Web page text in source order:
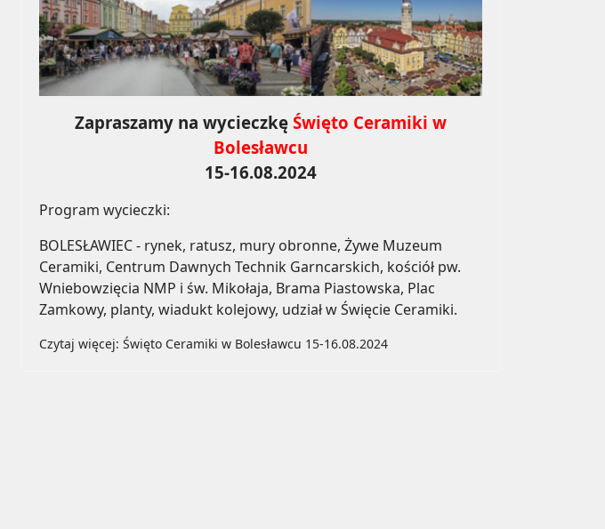
Zapraszamy na wycieczkę Święto Ceramiki w
Bolesławcu
15-16.08.2024
Program wycieczki:
BOLESŁAWIEC - rynek, ratusz, mury obronne, Żywe Muzeum
Ceramiki, Centrum Dawnych Technik Garncarskich, kościół pw.
Wniebowzięcia NMP i św. Mikołaja, Brama Piastowska, Plac
Zamkowy, planty, wiadukt kolejowy, udział w Święcie Ceramiki.
Czytaj więcej: Święto Ceramiki w Bolesławcu 15-16.08.2024